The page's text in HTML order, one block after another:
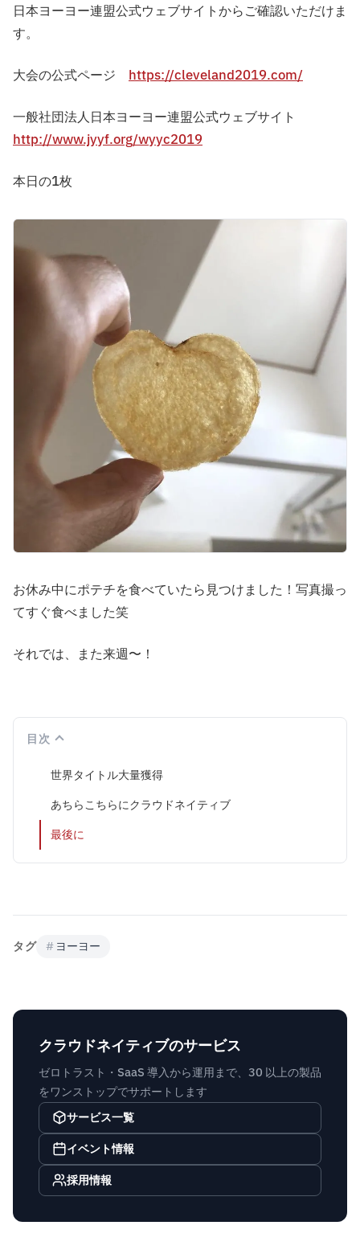
日本ヨーヨー連盟公式ウェブサイトからご確認いただけま
す。
大会の公式ページ https://cleveland2019.com/
一般社団法人日本ヨーヨー連盟公式ウェブサイト
http://www.jyyf.org/wyyc2019
本日の1枚
お休み中にポテチを食べていたら見つけました！写真撮っ
てすぐ食べました笑
それでは、また来週〜！
目次
世界タイトル大量獲得
あちらこちらにクラウドネイティブ
最後に
タグ #ヨーヨー
クラウドネイティブのサービス
ゼロトラスト・SaaS 導入から運用まで、30 以上の製品
をワンストップでサポートします
サービス一覧
イベント情報
採用情報